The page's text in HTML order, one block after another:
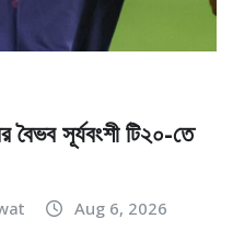
বৈভব সূর্যবংশী টি২০-তে
Aug 6, 2026